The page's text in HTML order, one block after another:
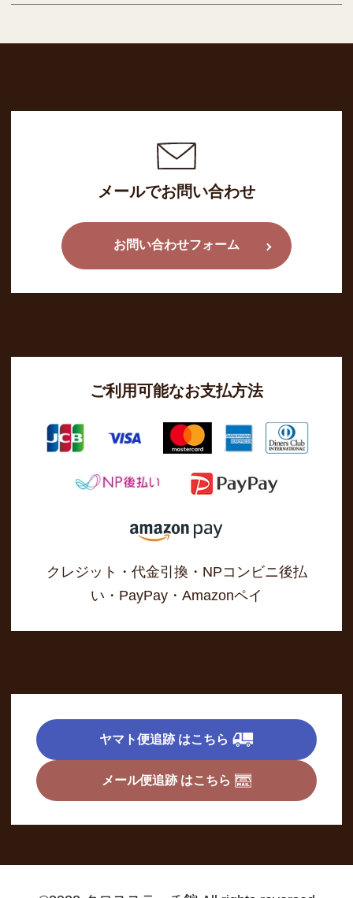
メールでお問い合わせ
お問い合わせフォーム
ご利用可能なお支払方法
クレジット・代金引換・NPコンビニ後払
い・PayPay・Amazonペイ
ヤマト便追跡 はこちら
メール便追跡 はこちら